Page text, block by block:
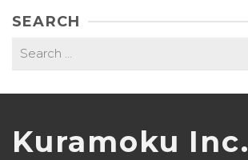
SEARCH
Search
Kuramoku Inc.